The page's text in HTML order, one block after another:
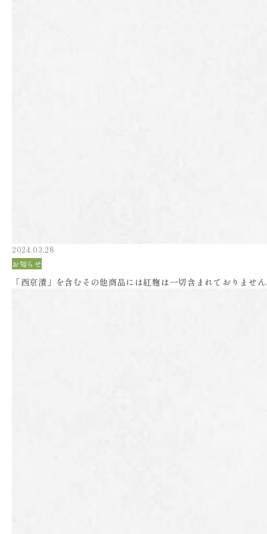
2024.03.28
お知らせ
「西京漬」を含むその他商品には紅麹は一切含まれておりませ